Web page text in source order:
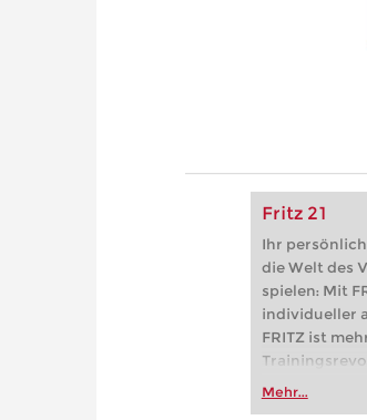
Fritz 21
Ihr
die Welt des
spielen: Mit
individueller
FRITZ ist
Mehr...